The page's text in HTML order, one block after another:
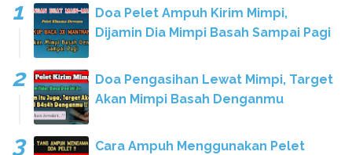
Doa Pelet Ampuh Kirim Mimpi,
Dijamin Dia Mimpi Basah Sampai Pagi
Doa Pengasihan Lewat Mimpi, Target
Akan Mimpi Basah Denganmu
Cara Ampuh Menggunakan Pelet